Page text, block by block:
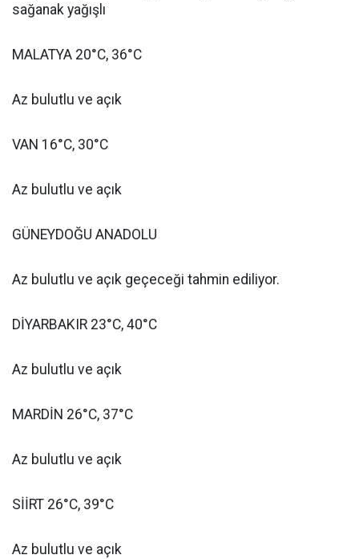
sağanak yağışlı
MALATYA 20°C, 36°C
Az bulutlu ve açık
VAN 16°C, 30°C
Az bulutlu ve açık
GÜNEYDOĞU ANADOLU
Az bulutlu ve açık geçeceği tahmin ediliyor.
DİYARBAKIR 23°C, 40°C
Az bulutlu ve açık
MARDİN 26°C, 37°C
Az bulutlu ve açık
SİİRT 26°C, 39°C
Az bulutlu ve açık